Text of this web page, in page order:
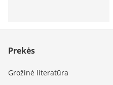
Prekės
Grožinė literatūra